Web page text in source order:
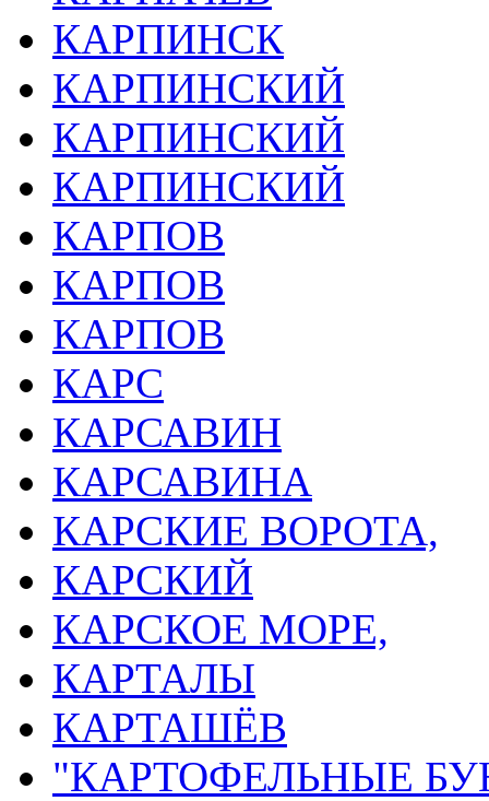
КАРПИНСК
КАРПИНСКИЙ
КАРПИНСКИЙ
КАРПИНСКИЙ
КАРПОВ
КАРПОВ
КАРПОВ
КАРС
КАРСАВИН
КАРСАВИНА
КАРСКИЕ ВОРОТА,
КАРСКИЙ
КАРСКОЕ МОРЕ,
КАРТАЛЫ
КАРТАШЁВ
"КАРТОФЕЛЬНЫЕ